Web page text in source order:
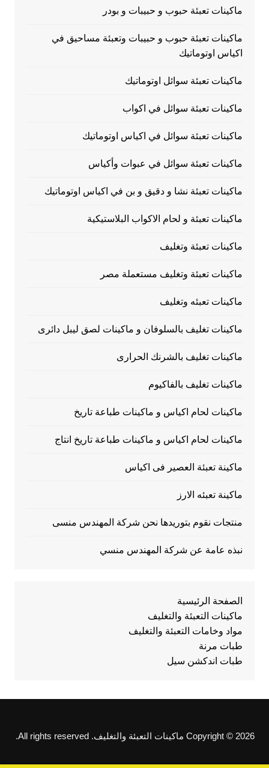
ماكينات تعبئة حبوب و حبيبات و بودر
ماكينات تعبئة حبوب و حبيبات وتعبئة مساحيق في
اكياس اوتوماتيك
ماكينات تعبئة سوائل اوتوماتيك
ماكينات تعبئة سوائل في اكواب
ماكينات تعبئة سوائل في اكياس اوتوماتيك
ماكينات تعبئة سوائل في عبوات وأكياس
ماكينات تعبئة نشا و دقيق و بن في اكياس اوتوماتيك
ماكينات تعبئة و لحام الاكواب البلاستيكية
ماكينات تعبئة وتغليف
ماكينات تعبئة وتغليف مستعملة مصر
ماكينات تعبئه وتغليف
ماكينات تغليف بالسلوفان و ماكينات لصق ليبل دائرى
ماكينات تغليف بالشرنك الحرارى
ماكينات تغليف بالفاكيوم
ماكينات لحام اكياس و ماكينات طباعة تاريخ
ماكينات لحام اكياس و ماكينات طباعة تاريخ انتاج
ماكينة تعبئة العصير فى اكياس
ماكينة تعبئه الارز
منتجات نقوم بتوريدها نحن شركة المهندس منسى
نبذه عامة عن شركة المهندس منسي
الصفحة الرئيسية
ماكينات التعبئة والتغليف
مواد وخامات التعبئة والتغليف
طبات مرنة
طبات اندكشن سيل
Copyright © 2026 ماكينات التعبئة والتغليف. All rights reserved.